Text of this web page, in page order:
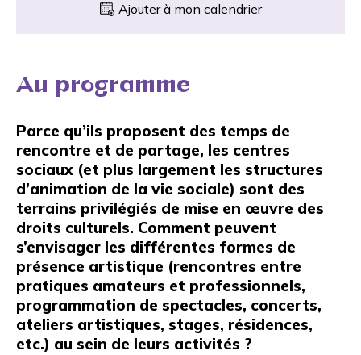
Ajouter à mon calendrier
Au programme
Parce qu’ils proposent des temps de
rencontre et de partage, les centres
sociaux (et plus largement les structures
d’animation de la vie sociale) sont des
terrains privilégiés de mise en œuvre des
droits culturels. Comment peuvent
s’envisager les différentes formes de
présence artistique (rencontres entre
pratiques amateurs et professionnels,
programmation de spectacles, concerts,
ateliers artistiques, stages, résidences,
etc.) au sein de leurs activités ?